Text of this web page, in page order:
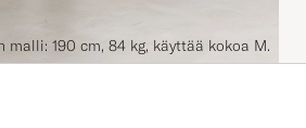
malli: 190 cm, 84 kg, käyttää kokoa M.